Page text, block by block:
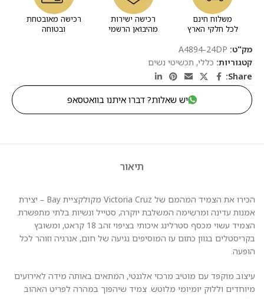
משלוח חינם
לכל חלקי הארץ
רכישה ישירות
מהיבואן הרשמי
רכישה מאובטחת
ובטוחה
מק"ט: A4894-24DP
קטגוריות: כללי, תכשיטי נשים
Share:
יש שאלות? דברו איתנו בוואטסאפ
תיאור
הכירו את הצמיד המהמם של Victoria Cruz מקולקציית Bay – יצירת
אמנות עדינה ומרשימה המשלבת יוקרה, סטייל ונשיות בלתי מתפשרת.
הצמיד עשוי מכסף סטרלינג איכותי בציפוי זהב 18 קראט, ומשובץ
בקריסטלים בגוון כתום עז המוסיפים נגיעה של חום, אנרגיה וזוהר לכל
הופעה.
עיצוב מוקפד עם מוטיב מרכזי אלגנטי, המתאים באותה מידה לאירועים
מיוחדים וללוק יומיומי מלוטש. צמיד שיהפוך במהרה לפריט האהוב